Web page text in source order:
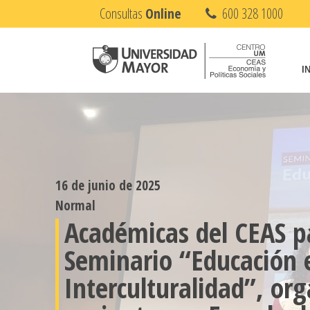
Consultas Online 600 328 1000
16 de junio de 2025
Normal
Académicas del CEAS
Seminario “Educación
Interculturalidad”,